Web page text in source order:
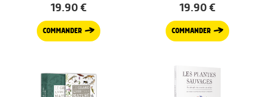
19.90€
COMMANDER
19.90€
COMMANDER